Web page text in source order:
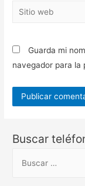
Sitio
Guarda mi
navegador para la
Buscar